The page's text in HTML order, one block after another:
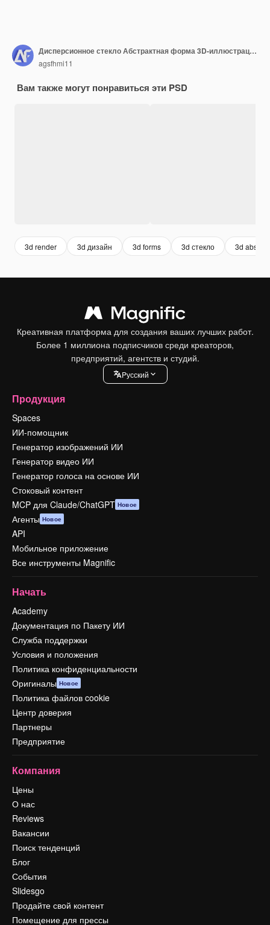
Дисперсионное стекло Абстрактная форма 3D-иллюстрация с яркими цветами
agsfhmi11
Вам также могут понравиться эти PSD
3d render 3d дизайн 3d forms 3d стекло 3d
Креативная платформа для создания ваших лучших работ.
Более 1 миллиона подписчиков среди креаторов,
предприятий, агентств и студий.
Pусский
Продукция
Spaces
ИИ-помощник
Генератор изображений ИИ
Генератор видео ИИ
Генератор голоса на основе ИИ
Стоковый контент
MCP для Claude/ChatGPT Новое
Агенты Новое
API
Мобильное приложение
Все инструменты Magnific
Начать
Academy
Документация по Пакету ИИ
Служба поддержки
Условия и положения
Политика конфиденциальности
Оригиналы Новое
Политика файлов cookie
Центр доверия
Партнеры
Предприятие
Компания
Цены
О нас
Reviews
Вакансии
Поиск тенденций
Блог
События
Slidesgo
Продайте свой контент
Помещение для прессы